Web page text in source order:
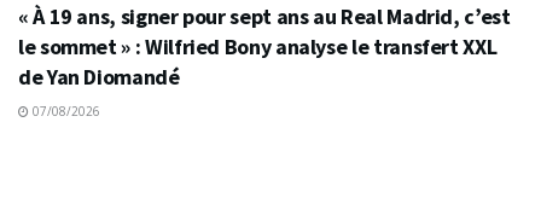
« À 19 ans, signer pour sept ans au Real Madrid, c’est
le sommet » : Wilfried Bony analyse le transfert XXL
de Yan Diomandé
07/08/2026